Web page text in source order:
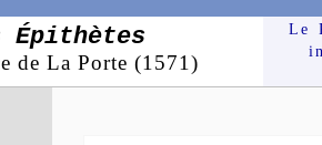
Épithètes
de La Porte (1571)
Le